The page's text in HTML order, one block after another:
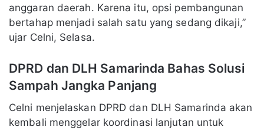
anggaran daerah. Karena itu, opsi pembangunan
bertahap menjadi salah satu yang sedang dikaji,”
ujar Celni, Selasa.
DPRD dan DLH Samarinda Bahas Solusi
Sampah Jangka Panjang
Celni menjelaskan DPRD dan DLH Samarinda akan
kembali menggelar koordinasi lanjutan untuk